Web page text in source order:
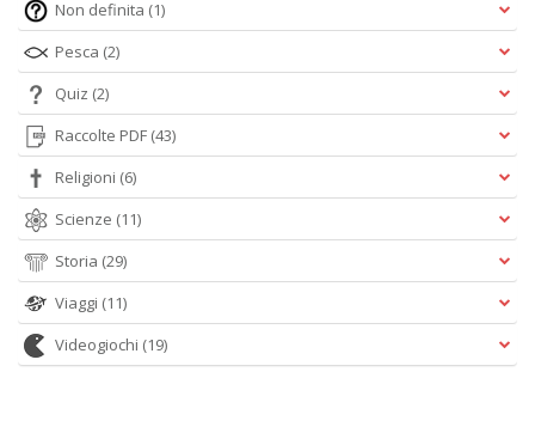
Non definita (1)
Pesca (2)
Quiz (2)
Raccolte PDF (43)
Religioni (6)
Scienze (11)
Storia (29)
Viaggi (11)
Videogiochi (19)